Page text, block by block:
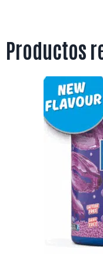
Productos